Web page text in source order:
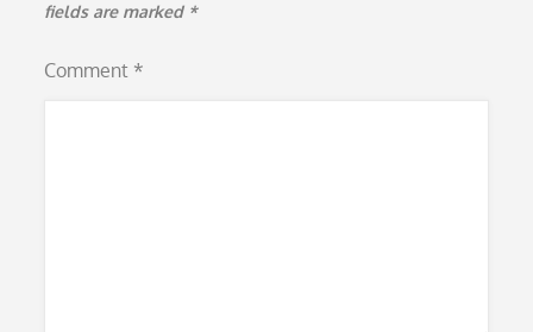
fields are marked *
Comment *